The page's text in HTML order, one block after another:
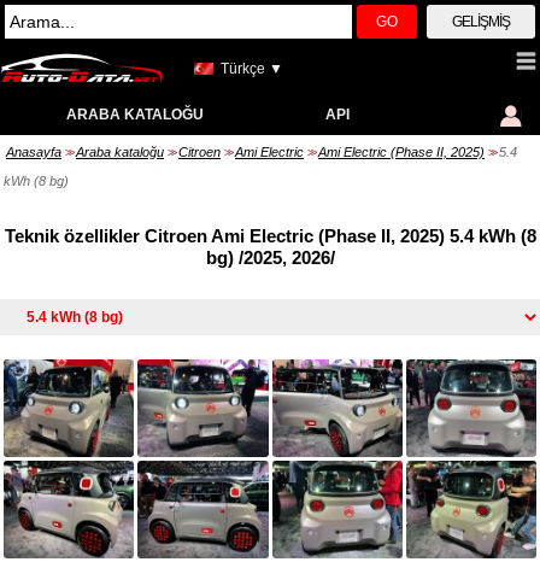
GO GELIŞMIŞ
Türkçe ▼
ARABA KATALOĞU API
Anasayfa >> Araba kataloğu >> Citroen >> Ami Electric >> Ami Electric (Phase II, 2025) >> 5.4
kWh (8 bg)
Teknik özellikler Citroen Ami Electric (Phase II, 2025) 5.4 kWh (8
bg) /2025, 2026/